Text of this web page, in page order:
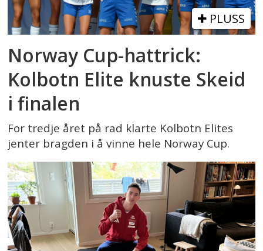
PLUSS
Norway Cup-hattrick:
Kolbotn Elite knuste Skeid
i finalen
For tredje året på rad klarte Kolbotn Elites
jenter bragden i å vinne hele Norway Cup.